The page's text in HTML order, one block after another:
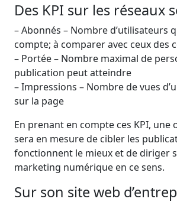
Des KPI sur les réseaux
– Abonnés – Nombre d’utilisateurs
compte; à comparer avec ceux des
– Portée – Nombre maximal de
publication peut atteindre
– Impressions – Nombre de vues
sur la page
En prenant en compte ces KPI, une
sera en mesure de cibler les
fonctionnent le mieux et de diriger
marketing numérique en ce sens.
Sur son site web